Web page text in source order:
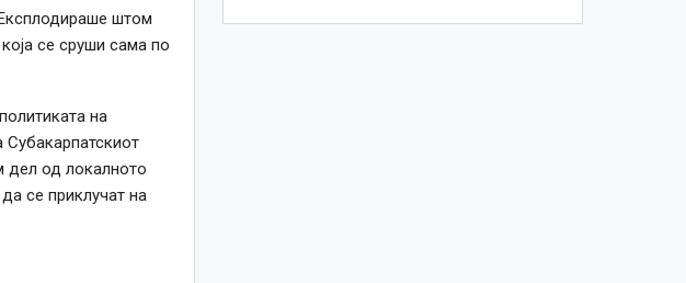
штом
се сруши сама по
на
Субакарпатскиот
дел од локалното
се приклучат на